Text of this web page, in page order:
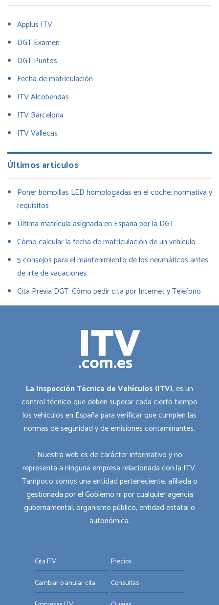
Applus ITV
DGT Examen
DGT Puntos
Fecha de matriculación
ITV Alcobendas
ITV Barcelona
ITV Vallecas
Últimos artículos
Poner bombillas LED homologadas en el coche: normativa y
requisitos
Última matrícula asignada en España por la DGT
Cómo calcular la fecha de matriculación de un vehículo
5 consejos para el mantenimiento de los neumáticos antes
de irte de vacaciones
Cita Previa DGT: Cómo pedir cita por Internet y Teléfono
La Inspección Técnica de Vehículos (ITV), es un
control técnico que deben superar cada cierto tiempo
los vehículos en España para verificar que cumplen las
normas de seguridad y de emisiones contaminantes.
Nuestra web es de carácter informativo y no
representa a ninguna empresa relacionada con la ITV.
Tampoco somos una entidad perteneciente, afiliada o
gestionada por el Gobierno ni por cualquier agencia
gubernamental, organismo público, entidad estatal o
autonómica.
Cita ITV
Cambiar o anular cita
Precios
Consultas